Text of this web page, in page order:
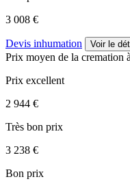
3 008 €
Devis inhumation Voir le
Prix moyen de la cremation
Prix excellent
2 944 €
Très bon prix
3 238 €
Bon prix